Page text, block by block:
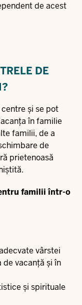
de acest
DE
și se pot
în familie
familii, de a
de
prietenoasă
familii într-o
vârstei
de vacanță și în
și spirituale